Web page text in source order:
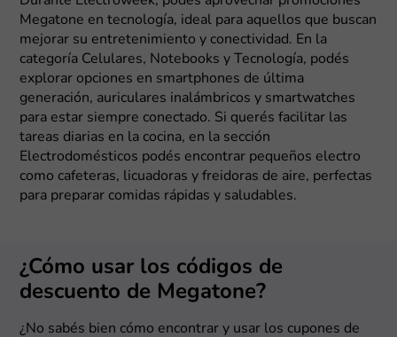
Megatone en tecnología, ideal para aquellos que buscan
mejorar su entretenimiento y conectividad. En la
categoría Celulares, Notebooks y Tecnología, podés
explorar opciones en smartphones de última
generación, auriculares inalámbricos y smartwatches
para estar siempre conectado. Si querés facilitar las
tareas diarias en la cocina, en la sección
Electrodomésticos podés encontrar pequeños electro
como cafeteras, licuadoras y freidoras de aire, perfectas
para preparar comidas rápidas y saludables.
¿Cómo usar los códigos de
descuento de Megatone?
¿No sabés bien cómo encontrar y usar los cupones de